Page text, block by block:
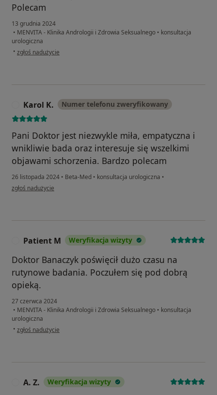
Polecam
13 grudnia 2024
• MENVITA - Klinika Andrologii i Zdrowia Seksualnego • konsultacja
urologiczna
• w opinii użytkownika Andrzej
zgłoś nadużycie
Karol K. Numer telefonu zweryfikowany
Pani Doktor jest niezwykle miła, empatyczna i
wnikliwie bada oraz interesuje się wszelkimi
objawami schorzenia. Bardzo polecam
26 listopada 2024 • Beta-Med • konsultacja urologiczna •
w opinii użytkownika Karol K.
zgłoś nadużycie
Patient M Weryfikacja wizyty
Doktor Banaczyk poświęcił dużo czasu na
rutynowe badania. Poczułem się pod dobrą
opieką.
27 czerwca 2024
• MENVITA - Klinika Andrologii i Zdrowia Seksualnego • konsultacja
urologiczna
• w opinii użytkownika Patient M
zgłoś nadużycie
A. Z. Weryfikacja wizyty